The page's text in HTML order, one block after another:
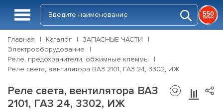
Главная Каталог
ЗАПАСНЫЕ ЧАСТИ
Электрооборудование
Реле, предохранители, обжимные клеммы
Реле света, вентилятора ВАЗ 2101, ГАЗ 24, 3302, ИЖ
Реле света, вентилятора ВАЗ
2101, ГАЗ 24, 3302, ИЖ